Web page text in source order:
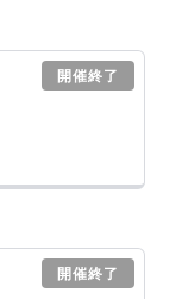
開催終了
開催終了